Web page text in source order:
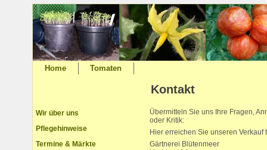
Kontakt
Wir über uns
Pflegehinweise
Termine & Märkte
Übermitteln Sie uns Ihre Fragen,
oder Kritik:
Hier erreichen Sie unseren Verkauf
Gärtnerei Blütenmeer
Home Tomaten